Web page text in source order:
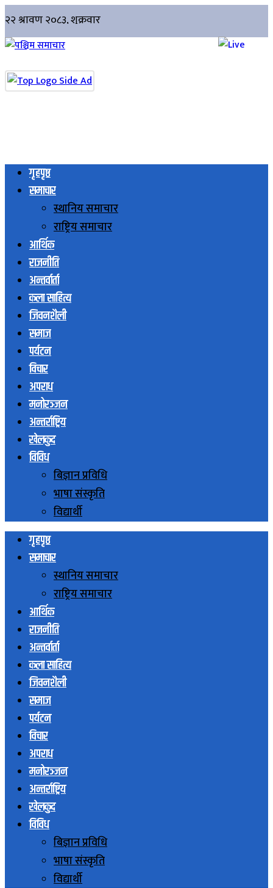
गृहपृष्ठ
समाचार
स्थानिय समाचार
राष्ट्रिय समाचार
आर्थिक
राजनीति
अन्तर्वार्ता
कला साहित्य
जिवनशैली
समाज
पर्यटन
विचार
अपराध
मनोरञ्जन
अन्तर्राष्ट्रिय
खेलकुद
विविध
बिज्ञान प्रविधि
भाषा संस्कृति
विद्यार्थी
गृहपृष्ठ
समाचार
स्थानिय समाचार
राष्ट्रिय समाचार
आर्थिक
राजनीति
अन्तर्वार्ता
कला साहित्य
जिवनशैली
समाज
पर्यटन
विचार
अपराध
मनोरञ्जन
अन्तर्राष्ट्रिय
खेलकुद
विविध
बिज्ञान प्रविधि
भाषा संस्कृति
विद्यार्थी